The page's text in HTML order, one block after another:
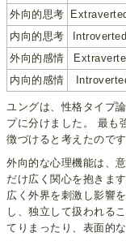
外向的思考
内向的思考
外向的感情
内向的感情
ユングは、性格タイプ
プに分けました。 最も
徴づけると考えたのです
外向的な心理機能は、
だけ広く関心を抱きま
広く外界を刺激し影響
し、独立して扱われる
てりまったり、表面的